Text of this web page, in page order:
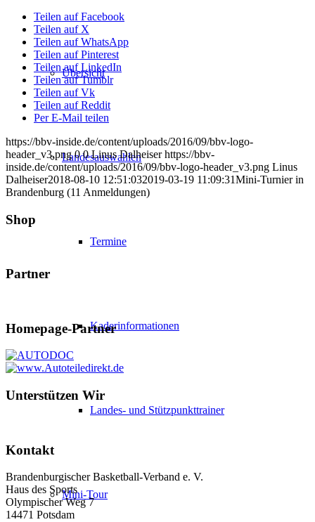
Übersicht
Landesauswahlen
Termine
Kaderinformationen
Landes- und Stützpunkttrainer
Mini-Tour
Teilen auf Facebook
Teilen auf X
Teilen auf WhatsApp
Teilen auf Pinterest
Teilen auf LinkedIn
Teilen auf Tumblr
Teilen auf Vk
Teilen auf Reddit
Per E-Mail teilen
https://bbv-inside.de/content/uploads/2016/09/bbv-logo-
header_v3.png 0 0 Linus Dalheiser https://bbv-
inside.de/content/uploads/2016/09/bbv-logo-header_v3.png Linus
Dalheiser2018-08-10 12:51:032019-03-19 11:09:31Mini-Turnier in
Brandenburg (11 Anmeldungen)
Shop
Partner
Homepage-Partner
Unterstützen Wir
Kontakt
Brandenburgischer Basketball-Verband e. V.
Haus des Sports
Olympischer Weg 7
14471 Potsdam